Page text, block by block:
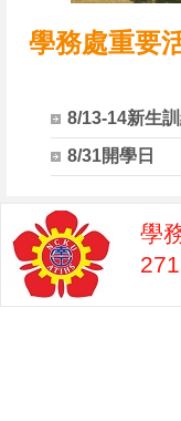
學務處重要
8/13-14新生
8/31開學日
學